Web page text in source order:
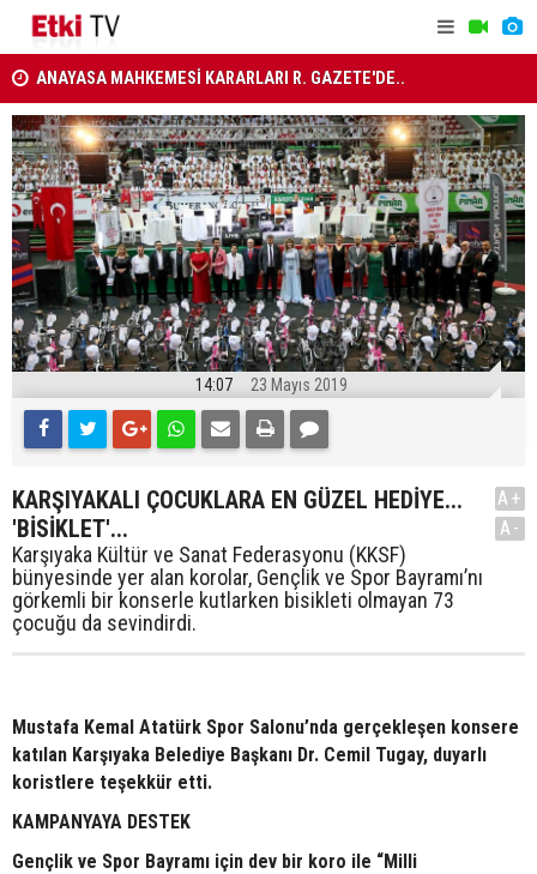
ANAYASA MAHKEMESİ KARARLARI R. GAZETE'DE..
MİLLETLERARASI ANDLAŞMA RESMİ GAZETE'DE
14:07 23 Mayıs 2019
KARŞIYAKALI ÇOCUKLARA EN GÜZEL HEDİYE...
'BİSİKLET'...
Karşıyaka Kültür ve Sanat Federasyonu (KKSF)
bünyesinde yer alan korolar, Gençlik ve Spor Bayramı’nı
görkemli bir konserle kutlarken bisikleti olmayan 73
çocuğu da sevindirdi.
A+
A-
Mustafa Kemal Atatürk Spor Salonu’nda gerçekleşen konsere
katılan Karşıyaka Belediye Başkanı Dr. Cemil Tugay, duyarlı
koristlere teşekkür etti.
KAMPANYAYA DESTEK
Gençlik ve Spor Bayramı için dev bir koro ile “Milli